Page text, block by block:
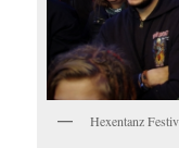
Hexentanz